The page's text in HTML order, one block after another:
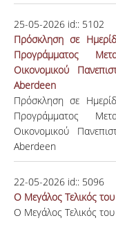
25-05-2026 id:: 5102
Πρόσκληση σε
Προγράμματος
Οικονομικού
Aberdeen
Πρόσκληση σε
Προγράμματος
Οικονομικού
Aberdeen
22-05-2026 id:: 5096
Ο Μεγάλος Τελικός
Ο Μεγάλος Τελικός